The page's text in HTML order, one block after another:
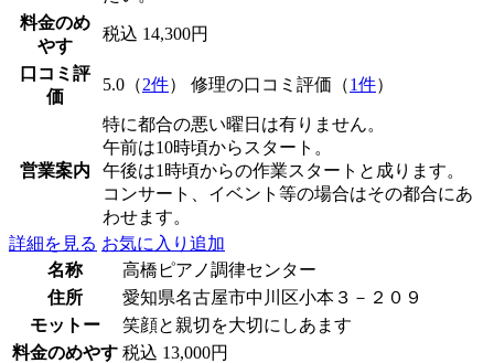
料金のめ
やす
税込 14,300円
口コミ評
価
5.0（2件） 修理の口コミ評価（1件）
営業案内
特に都合の悪い曜日は有りません。
午前は10時頃からスタート。
午後は1時頃からの作業スタートと成ります。
コンサート、イベント等の場合はその都合にあ
わせます。
詳細を見る お気に入り追加
名称
高橋ピアノ調律センター
住所
愛知県名古屋市中川区小本３－２０９
モットー
笑顔と親切を大切にしあます
料金のめやす 税込 13,000円